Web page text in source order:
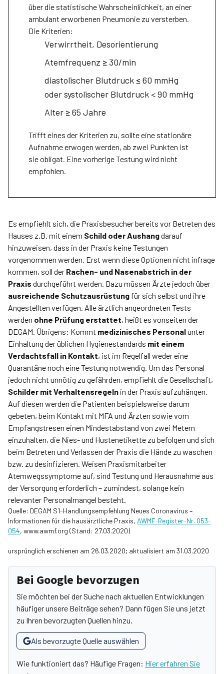
über die statistische Wahrscheinlichkeit, an einer
ambulant erworbenen Pneumonie zu versterben.
Die Kriterien:
Verwirrtheit, Desorientierung
Atemfrequenz ≥ 30/min
diastolischer Blutdruck ≤ 60 mmHg
oder systolischer Blutdruck < 90 mmHg
Alter ≥ 65 Jahre
Trifft eines der Kriterien zu, sollte eine stationäre
Aufnahme erwogen werden, ab zwei Punkten ist
sie obligat. Eine vorherige Testung wird nicht
empfohlen.
Es empfiehlt sich, die Praxisbesucher bereits vor Betreten des
Hauses z.B. mit einem Schild oder Aushangdarauf
hinzuweisen, dass in der Praxis keine Testungen
vorgenommen werden. Erst wenn diese Optionen nicht infrage
kommen, soll der Rachen- und Nasenabstrich in der
Praxis durchgeführt werden. Dazu müssen Ärzte jedoch über
ausreichende Schutzausrüstung für sich selbst und ihre
Angestellten verfügen. Alle ärztlich angeordneten Tests
werden ohne Prüfung erstattet, heißt es vonseiten der
DEGAM. Übrigens: Kommt medizinisches Personalunter
Einhaltung der üblichen Hygienestandards mit einem
Verdachtsfall in Kontakt, ist im Regelfall weder eine
Quarantäne noch eine Testung notwendig. Um das Personal
jedoch nicht unnötig zu gefährden, empfiehlt die Gesellschaft,
Schilder mit Verhaltensregeln in der Praxis aufzuhängen.
Auf diesen werden die Patienten beispielsweise darum
gebeten, beim Kontakt mit MFA und Ärzten sowie vom
Empfangstresen einen Mindestabstand von zwei Metern
einzuhalten, die Nies- und Hustenetikette zu befolgen und sich
beim Betreten und Verlassen der Praxis die Hände zu waschen
bzw. zu desinfizieren. Weisen Praxismitarbeiter
Atemwegssymptome auf, sind Testung und Herausnahme aus
der Versorgung erforderlich – zumindest, solange kein
relevanter Personalmangel besteht.
Quelle: DEGAM S1-Handlungsempfehlung Neues Coronavirus –
Informationen für die hausärztliche Praxis, AWMF-Register-Nr. 053-
054, www.awmf.org (Stand: 27.03.2020)
ursprünglich erschienen am 26.03.2020; aktualisiert am 31.03.2020
Bei Google bevorzugen
Sie möchten bei der Suche nach aktuellen Entwicklungen
häufiger unsere Beiträge sehen? Dann fügen Sie uns jetzt
zu Ihren bevorzugten Quellen hinzu.
Als bevorzugte Quelle auswählen
Wie funktioniert das? Häufige Fragen: Hier erfahren Sie